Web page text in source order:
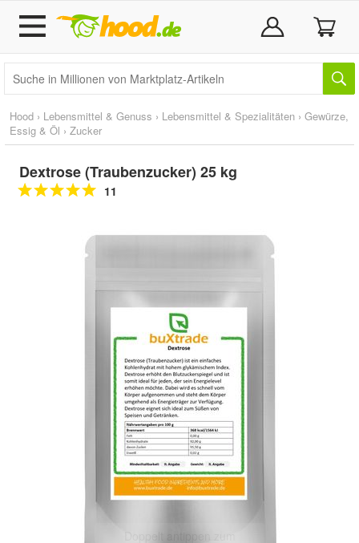
Hood › Lebensmittel & Genuss › Lebensmittel & Spezialitäten › Gewürze,
Essig & Öl › Zucker
Dextrose (Traubenzucker) 25 kg
11